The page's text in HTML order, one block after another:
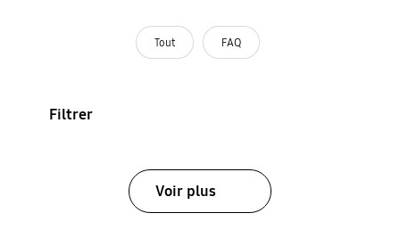
Tout FAQ
Filtrer
Voir plus